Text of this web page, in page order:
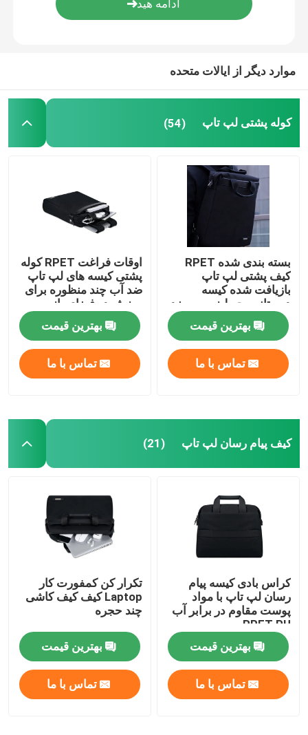
موارد دیگر از ایالات متحده
کوله پشتی لپ تاپ (54)
بسته بندی شده RPET
کیف پشتی لپ تاپ
بازیافت شده کیسه
دوستانه محیط زیست ضد
سرقت
بهترین قیمت
تماس با ما
اوقات فراغت RPET کوله
پشتی کیسه های لپ تاپ
ضد آب چند منظوره برای
ورزش در فضای باز
بهترین قیمت
تماس با ما
کیف پیام رسان لپ تاپ (21)
کراس بادی کیسه پیام
رسان لپ تاپ با مواد
پوست مقاوم در برابر آب
RPET PU
بهترین قیمت
تماس با ما
تکرار کن کمفورت کار
Laptop کیف کیف کاشی
چند حجره
بهترین قیمت
تماس با ما